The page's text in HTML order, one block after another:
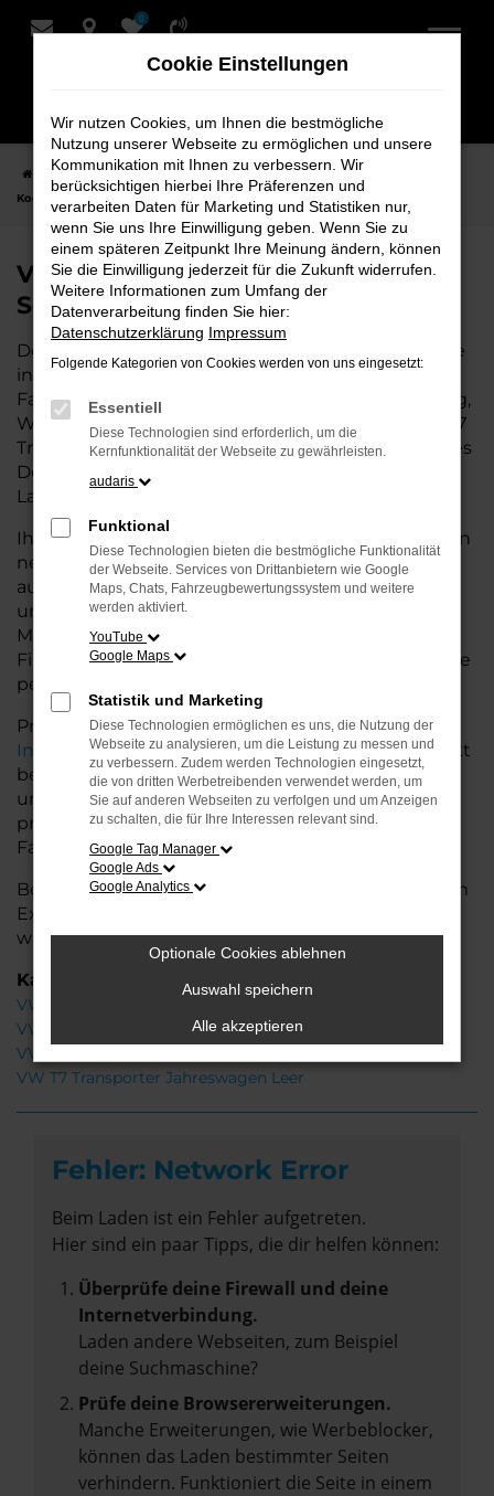
Zum
0
Startseite Leer VW
VW T7 Transporter Fahrzeuge bei Schmidt +
Koch für Leer
VW T7 Transporter Fahrzeuge bei
Schmidt + Koch für Leer
Der VW T7 Transporter ist die perfekte Wahl für alle
in Leer, die ein zuverlässiges und modernes
Fahrzeug suchen. Ob für den täglichen Arbeitsweg,
Wochenendausflüge oder lange Reisen, der VW T7
Transporter bietet Komfort, Effizienz und modernes
Design, das sowohl in der Stadt als auch auf dem
Land glänzt.
Ihr VW Autohaus in der Nähe von Leer bietet Ihnen
neben einer breiten Auswahl an VW Fahrzeugen
auch umfassende Beratung und Service. Wir
unterstützen Sie bei der Auswahl des passenden
Modells und bieten maßgeschneiderte
Finanzierungslösungen sowie Leasingoptionen, die
perfekt zu Ihrem Budget und Bedarf passen.
Profitieren Sie von zusätzlichen Services wie
Inzahlungnahme,Wartung und Reparaturendirekt
bei Ihrem VW Autohaus in der Nähe von Leer. Mit
unserer großen Auswahl an Fahrzeugen und der
professionellen Beratung finden Sie bei uns das
Fahrzeug, das Ihre Ansprüche erfüllt.
Besuchen Sie uns und lassen Sie sich von unserem
Expertenteam beraten – der VW T7 Transporter
wartet auf Sie!
Kategorie
VW T7 Transporter Gebrauchtwagen Leer
VW T7 Transporter Neuwagen Leer
VW T7 Transporter Leer
VW T7 Transporter Jahreswagen Leer
Fehler: Network Error
Beim Laden ist ein Fehler aufgetreten.
Hier sind ein paar Tipps, die dir helfen können:
Überprüfe deine Firewall und deine
Internetverbindung.
Laden andere Webseiten, zum Beispiel
deine Suchmaschine?
Prüfe deine Browsererweiterungen.
Manche Erweiterungen, wie Werbeblocker,
können das Laden bestimmter Seiten
verhindern. Funktioniert die Seite in einem
Cookie Einstellungen
Wir nutzen Cookies, um Ihnen die bestmögliche
Nutzung unserer Webseite zu ermöglichen und unsere
Kommunikation mit Ihnen zu verbessern. Wir
berücksichtigen hierbei Ihre Präferenzen und
verarbeiten Daten für Marketing und Statistiken nur,
wenn Sie uns Ihre Einwilligung geben. Wenn Sie zu
einem späteren Zeitpunkt Ihre Meinung ändern, können
Sie die Einwilligung jederzeit für die Zukunft widerrufen.
Weitere Informationen zum Umfang der
Datenverarbeitung finden Sie hier:
Datenschutzerklärung Impressum
Folgende Kategorien von Cookies werden von uns eingesetzt:
Essentiell
Diese Technologien sind erforderlich, um die
Kernfunktionalität der Webseite zu gewährleisten.
audaris
Funktional
Diese Technologien bieten die bestmögliche Funktionalität
der Webseite. Services von Drittanbietern wie Google
Maps, Chats, Fahrzeugbewertungssystem und weitere
werden aktiviert.
YouTube
Google Maps
Statistik und Marketing
Diese Technologien ermöglichen es uns, die Nutzung der
Webseite zu analysieren, um die Leistung zu messen und
zu verbessern. Zudem werden Technologien eingesetzt,
die von dritten Werbetreibenden verwendet werden, um
Sie auf anderen Webseiten zu verfolgen und um Anzeigen
zu schalten, die für Ihre Interessen relevant sind.
Google Tag Manager
Google Ads
Google Analytics
Optionale Cookies ablehnen
Auswahl speichern
Alle akzeptieren